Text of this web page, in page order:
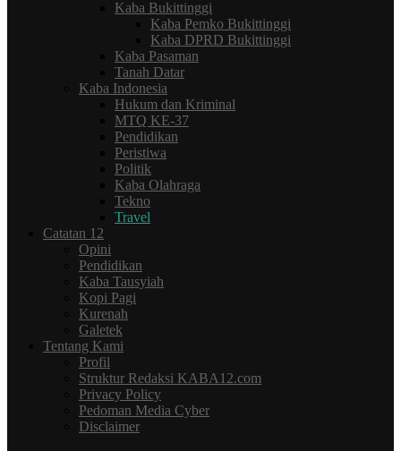
Kaba Bukittinggi
Kaba Pemko Bukittinggi
Kaba DPRD Bukittinggi
Kaba Pasaman
Tanah Datar
Kaba Indonesia
Hukum dan Kriminal
MTQ KE-37
Pendidikan
Peristiwa
Politik
Kaba Olahraga
Tekno
Travel
Catatan 12
Opini
Pendidikan
Kaba Tausyiah
Kopi Pagi
Kurenah
Galetek
Tentang Kami
Profil
Struktur Redaksi KABA12.com
Privacy Policy
Pedoman Media Cyber
Disclaimer